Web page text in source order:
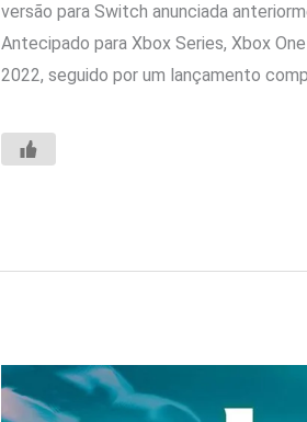
versão para Switch anunciada
Antecipado para Xbox Series, Xbox
2022, seguido por um lançamento